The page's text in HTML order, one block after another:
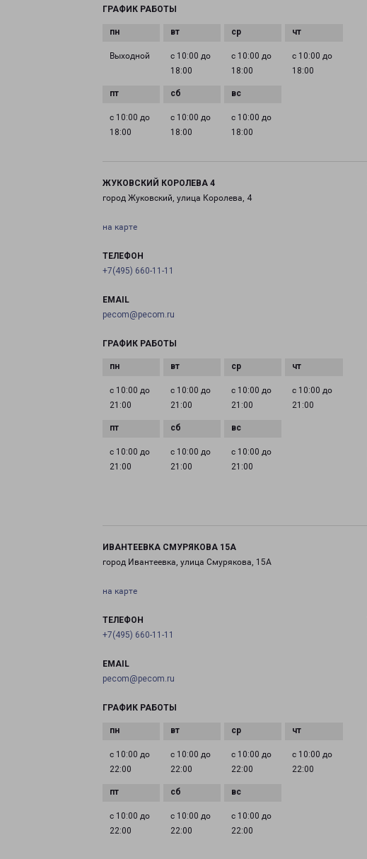
ГРАФИК РАБОТЫ
Выходной
с 10:00 до
18:00
с 10:00 до
18:00
с 10:00 до
18:00
с 10:00 до
18:00
с 10:00 до
18:00
с 10:00 до
18:00
ЖУКОВСКИЙ КОРОЛЕВА 4
город Жуковский, улица Королева, 4
на карте
ТЕЛЕФОН
+7(495) 660-11-11
EMAIL
pecom@pecom.ru
ГРАФИК РАБОТЫ
с 10:00 до
21:00
с 10:00 до
21:00
с 10:00 до
21:00
с 10:00 до
21:00
с 10:00 до
21:00
с 10:00 до
21:00
с 10:00 до
21:00
ИВАНТЕЕВКА СМУРЯКОВА 15А
город Ивантеевка, улица Смурякова, 15А
на карте
ТЕЛЕФОН
+7(495) 660-11-11
EMAIL
pecom@pecom.ru
ГРАФИК РАБОТЫ
с 10:00 до
22:00
с 10:00 до
22:00
с 10:00 до
22:00
с 10:00 до
22:00
с 10:00 до
22:00
с 10:00 до
22:00
с 10:00 до
22:00